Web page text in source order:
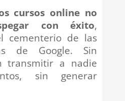
cursos online no
con éxito,
cementerio de las
de Google. Sin
transmitir a nadie
sin generar